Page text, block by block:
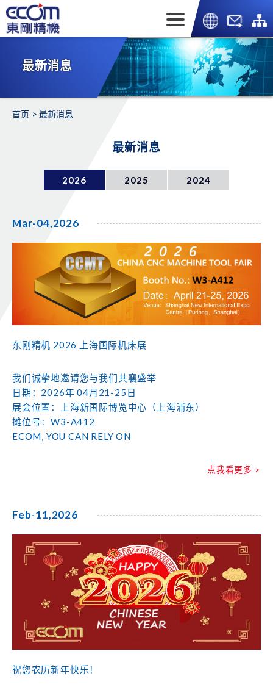
最新消息
首页 最新消息
最新消息
2026 2025 2024
Mar-04,2026
东刚精机 2026 上海国际机床展
我们诚挚地邀请您与我们共襄盛举
日期：2026年 04月21-25日
展会位置：上海新国际博览中心（上海浦东）
摊位号：W3-A412
ECOM, YOU CAN RELY ON
点我看更多 >
Feb-11,2026
祝您农历新年快乐！